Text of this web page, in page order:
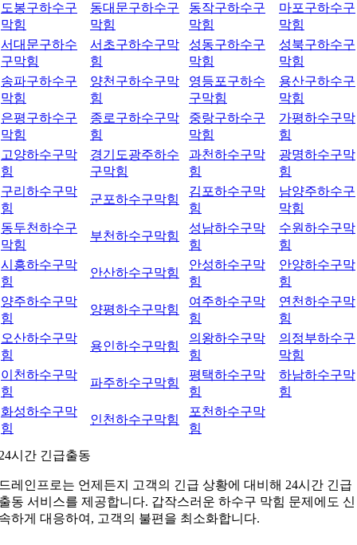
도봉구하수구
막힘
동대문구하수구
막힘
동작구하수구
막힘
마포구하수구
막힘
서대문구하수
구막힘
서초구하수구막
힘
성동구하수구
막힘
성북구하수구
막힘
송파구하수구
막힘
양천구하수구막
힘
영등포구하수
구막힘
용산구하수구
막힘
은평구하수구
막힘
종로구하수구막
힘
중랑구하수구
막힘
가평하수구막
힘
고양하수구막
힘
경기도광주하수
구막힘
과천하수구막
힘
광명하수구막
힘
구리하수구막
힘
군포하수구막힘
김포하수구막
힘
남양주하수구
막힘
동두천하수구
막힘
부천하수구막힘
성남하수구막
힘
수원하수구막
힘
시흥하수구막
힘
안산하수구막힘
안성하수구막
힘
안양하수구막
힘
양주하수구막
힘
양평하수구막힘
여주하수구막
힘
연천하수구막
힘
오산하수구막
힘
용인하수구막힘
의왕하수구막
힘
의정부하수구
막힘
이천하수구막
힘
파주하수구막힘
평택하수구막
힘
하남하수구막
힘
화성하수구막
힘
인천하수구막힘
포천하수구막
힘
시간 긴급출동
레인프로는 언제든지 고객의 긴급 상황에 대비해 24시간 긴급
동 서비스를 제공합니다. 갑작스러운 하수구 막힘 문제에도 신
하게 대응하여, 고객의 불편을 최소화합니다.